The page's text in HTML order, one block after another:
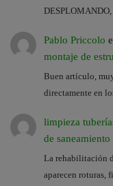
Pablo Priccolo
montaje de
Buen artículo,
directamente en
limpieza
de saneamiento
La rehabilitación
aparecen roturas,